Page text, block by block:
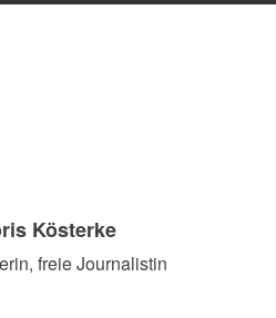
Kösterke
freie Journalistin